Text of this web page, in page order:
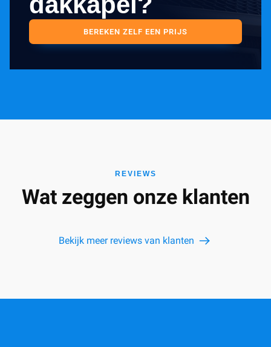
BEREKEN ZELF EEN PRIJS
REVIEWS
Wat zeggen onze klanten
Bekijk meer reviews van klanten